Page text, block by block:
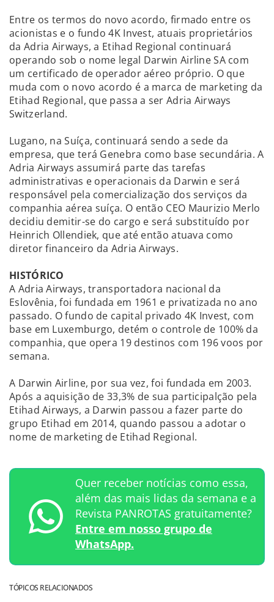
Entre os termos do novo acordo, firmado entre os
acionistas e o fundo 4K Invest, atuais proprietários
da Adria Airways, a Etihad Regional continuará
operando sob o nome legal Darwin Airline SA com
um certificado de operador aéreo próprio. O que
muda com o novo acordo é a marca de marketing da
Etihad Regional, que passa a ser Adria Airways
Switzerland.
Lugano, na Suíça, continuará sendo a sede da
empresa, que terá Genebra como base secundária. A
Adria Airways assumirá parte das tarefas
administrativas e operacionais da Darwin e será
responsável pela comercialização dos serviços da
companhia aérea suíça. O então CEO Maurizio Merlo
decidiu demitir-se do cargo e será substituído por
Heinrich Ollendiek, que até então atuava como
diretor financeiro da Adria Airways.
HISTÓRICO
A Adria Airways, transportadora nacional da
Eslovênia, foi fundada em 1961 e privatizada no ano
passado. O fundo de capital privado 4K Invest, com
base em Luxemburgo, detém o controle de 100% da
companhia, que opera 19 destinos com 196 voos por
semana.
A Darwin Airline, por sua vez, foi fundada em 2003.
Após a aquisição de 33,3% de sua participalção pela
Etihad Airways, a Darwin passou a fazer parte do
grupo Etihad em 2014, quando passou a adotar o
nome de marketing de Etihad Regional.
Quer receber notícias como essa,
além das mais lidas da semana e a
Revista PANROTAS gratuitamente?
Entre em nosso grupo de
WhatsApp.
TÓPICOS RELACIONADOS